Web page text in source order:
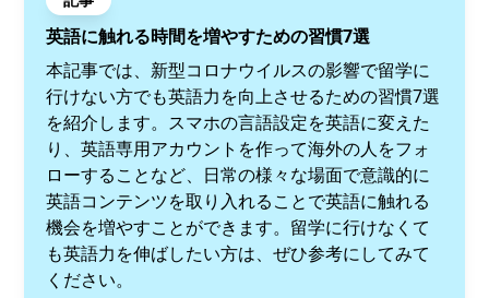
英語に触れる時間を増やすための習慣7選
本記事では、新型コロナウイルスの影響で留学に
行けない方でも英語力を向上させるための習慣7選
を紹介します。スマホの言語設定を英語に変えた
り、英語専用アカウントを作って海外の人をフォ
ローすることなど、日常の様々な場面で意識的に
英語コンテンツを取り入れることで英語に触れる
機会を増やすことができます。留学に行けなくて
も英語力を伸ばしたい方は、ぜひ参考にしてみて
ください。